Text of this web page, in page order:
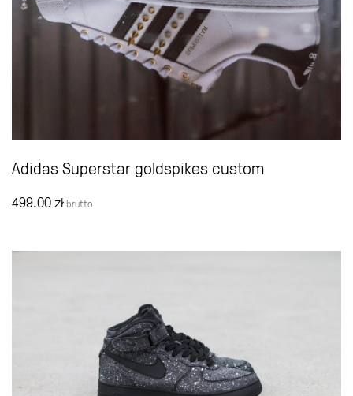
Adidas Superstar goldspikes custom
499.00zł brutto